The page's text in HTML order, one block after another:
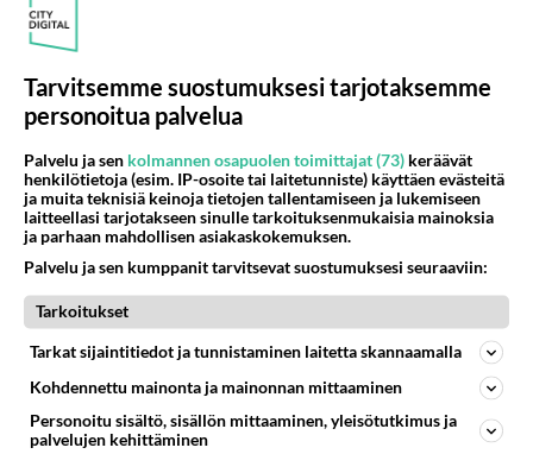
Itselläni on kotona Maria-ikoni, vaikka en
koekaan olevani ainakaan mitenkään erityisen
tunnustuksellinen uskovainen (kas kun
kiinnostavat nuo muutkin kuin kristinusko :-) En
uskoa. Mutta jotain se kuitenkin merkitsee, ja on
ollut tärkeä - ehkäpä juuri siksi, että se
muistuttaa henkisistä arvoista, symbolisoi sitä,
että enhän minä oikeastaan tiedä paljon mitään.
tietämisellä ei ole niin väliäkään.
kuullostat ihan pesunkestävältä eksistentialistilta
;-)
Tarvitsemme suostumuksesi tarjotaksemme
personoitua palvelua
Palvelu ja sen kolmannen osapuolen toimittajat (73) keräävät
henkilötietoja (esim. IP-osoite tai laitetunniste) käyttäen evästeitä
ja muita teknisiä keinoja tietojen tallentamiseen ja lukemiseen
laitteellasi tarjotakseen sinulle tarkoituksenmukaisia mainoksia
ja parhaan mahdollisen asiakaskokemuksen.
Palvelu ja sen kumppanit tarvitsevat suostumuksesi seuraaviin:
Tarkoitukset
Tarkat sijaintitiedot ja tunnistaminen laitetta skannaamalla
Kohdennettu mainonta ja mainonnan mittaaminen
Personoitu sisältö, sisällön mittaaminen, yleisötutkimus ja
palvelujen kehittäminen